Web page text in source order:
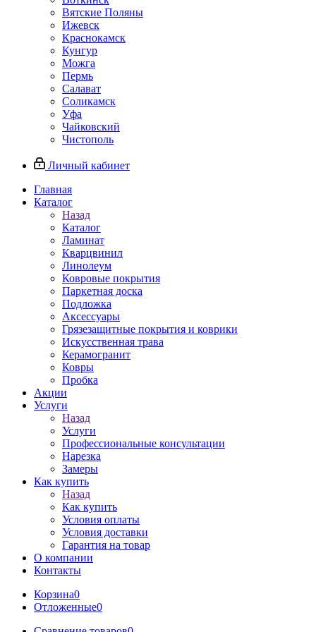
Вятские Поляны
Ижевск
Краснокамск
Кунгур
Можга
Пермь
Салават
Соликамск
Уфа
Чайковский
Чистополь
Личный кабинет
Главная
Каталог
Назад
Каталог
Ламинат
Кварцвинил
Линолеум
Ковровые покрытия
Паркетная доска
Подложка
Аксессуары
Грязезащитные покрытия и коврики
Искусственная трава
Керамогранит
Ковры
Пробка
Акции
Услуги
Назад
Услуги
Профессиональные консультации
Нарезка
Замеры
Как купить
Назад
Как купить
Условия оплаты
Условия доставки
Гарантия на товар
О компании
Контакты
Корзина0
Отложенные0